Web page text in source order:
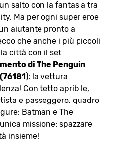
salto con la fantasia tra
Ma per ogni super eroe
aiutante pronto a
che anche i più piccoli
città con il set
di The Penguin
): la vettura
Con tetto apribile,
e passeggero, quadro
Batman e The
missione: spazzare
insieme!